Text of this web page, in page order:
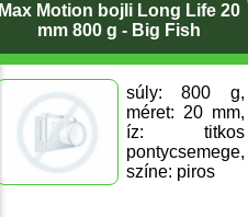
Max Motion bojli Long Life 20
mm 800 g - Big Fish
súly: 800 g,
méret: 20 mm,
íz: titkos
pontycsemege,
színe: piros